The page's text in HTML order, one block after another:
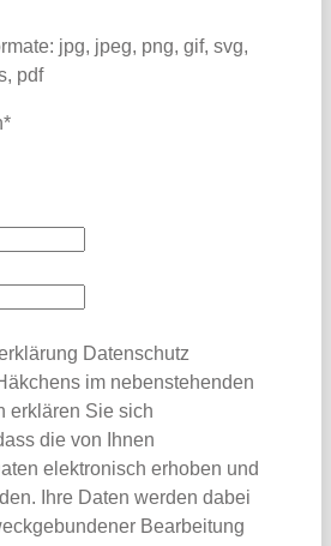
jpg, jpeg, png, gif, svg,
pdf
*
Datenschutz
im nebenstehenden
erklären Sie sich
die von Ihnen
elektronisch erhoben und
Ihre Daten werden dabei
Bearbeitung